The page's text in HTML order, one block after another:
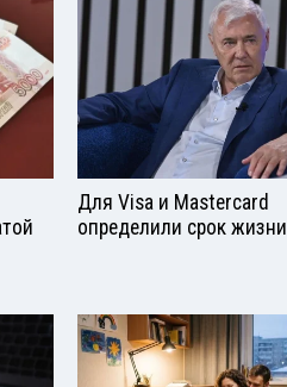
Для Visа и Mastercard
определили срок жизни